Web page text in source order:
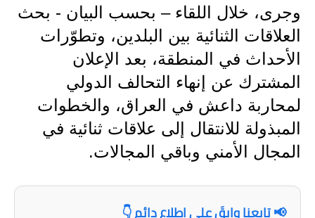
المرحلة المتوسطة
المرحلة الاعدادية
دروس
المرحلة الابتدائية
المرحلة المتوسطة
مواضيع انشاء
وجرى، خلال اللقاء – بحسب البيان - بحث
العلاقات الثنائية بين البلدين، وتطوّرات
الأحداث في المنطقة، بعد الإعلان
المشترك عن إنهاء التحالف الدولي
لمحاربة داعش في العراق، والخطوات
المبذولة للانتقال إلى علاقات ثنائية في
المجال الأمني وباقي المجالات.
📢 تابعنا وابقَ على اطلاع دائم 👇